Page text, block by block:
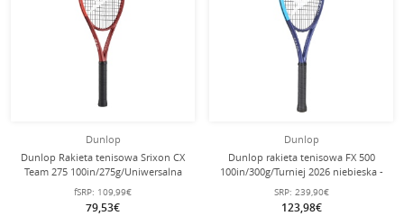
Dunlop
Dunlop Rakieta tenisowa Srixon CX
Team 275 100in/275g/Uniwersalna
2024 czerwona - naciągnięta -
fSRP: 109,99€
79,53€
Dunlop
Dunlop rakieta tenisowa FX 500
100in/300g/Turniej 2026 niebieska -
niestrunowana -
SRP: 239,90€
123,98€